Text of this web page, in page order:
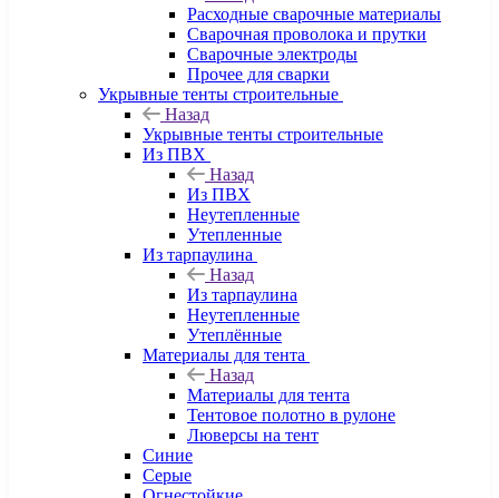
Расходные сварочные материалы
Сварочная проволока и прутки
Сварочные электроды
Прочее для сварки
Укрывные тенты строительные
Назад
Укрывные тенты строительные
Из ПВХ
Назад
Из ПВХ
Неутепленные
Утепленные
Из тарпаулина
Назад
Из тарпаулина
Неутепленные
Утеплённые
Материалы для тента
Назад
Материалы для тента
Тентовое полотно в рулоне
Люверсы на тент
Синие
Серые